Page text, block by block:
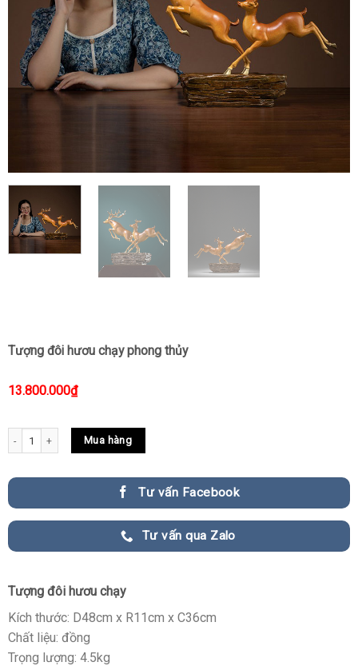
Tượng đôi hươu chạy phong thủy
13.800.000₫
Tượng đôi hươu chạy phong thủy quantity
Mua hàng
Tư vấn Facebook
Tư vấn qua Zalo
Tượng đôi hươu chạy
Kích thước: D48cm x R11cm x C36cm
Chất liệu: đồng
Trọng lượng: 4.5kg